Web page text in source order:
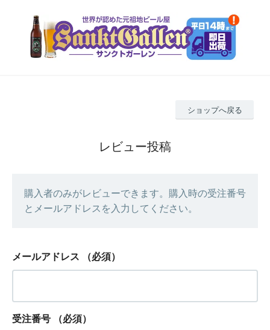
ショップへ戻る
レビュー投稿
購入者のみがレビューできます。購入時の受注番号
とメールアドレスを入力してください。
メールアドレス （必須）
受注番号 （必須）